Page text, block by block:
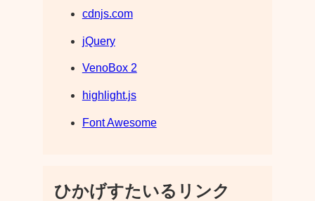
cdnjs.com
jQuery
VenoBox 2
highlight.js
Font Awesome
ひかげすたいるリンク